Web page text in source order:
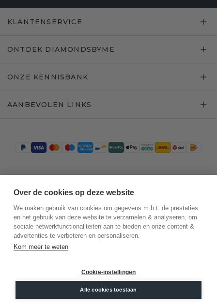
KLANTENSERVICE
ONTDEK DIAMONDSBYME
ONZE KENNISBANK
AANBEVOLEN LINKS
©2026.DiamondsByMe
Algemene voorwaarden
Over de cookies op deze website
We maken gebruik van cookies om gegevens m.b.t. de prestaties
en het gebruik van deze website te verzamelen & analyseren, om
sociale netwerkfunctionaliteiten aan te bieden en onze content &
advertenties te verbeteren en personaliseren.
Kom meer te weten
Cookie-instellingen
Alle cookies toestaan